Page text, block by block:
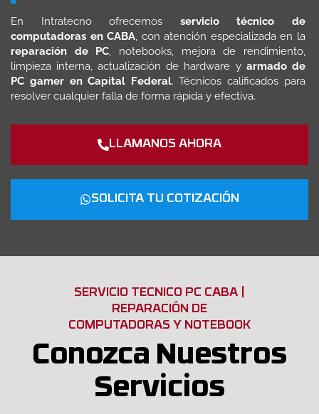
En Intratecno ofrecemos servicio técnico de
computadoras en CABA, con atención especializada en la
reparación de PC, notebooks, mejora de rendimiento,
limpieza interna, actualización de hardware y armado de
PC gamer en Capital Federal. Técnicos calificados para
resolver cualquier falla de forma rápida y efectiva.
LLAMANOS AHORA
SOLICITA TU COTIZACIÓN
SERVICIO TECNICO PC CABA |
REPARACIÓN DE
COMPUTADORAS Y NOTEBOOK
Conozca Nuestros
Servicios